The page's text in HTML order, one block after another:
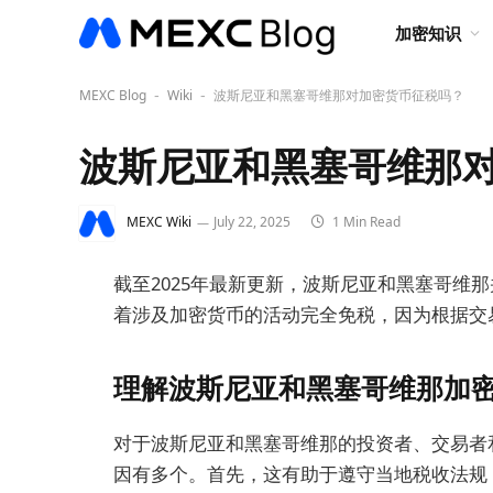
加密知识
MEXC Blog - Wiki - 波斯尼亚和黑塞哥维那对加密货币征税吗？
波斯尼亚和黑塞哥维那
MEXC Wiki July 22, 2025 1 Min Read
截至2025年最新更新，波斯尼亚和黑塞哥维
着涉及加密货币的活动完全免税，因为根据
理解波斯尼亚和黑塞哥维那加
对于波斯尼亚和黑塞哥维那的投资者、交易
因有多个。首先，这有助于遵守当地税收法